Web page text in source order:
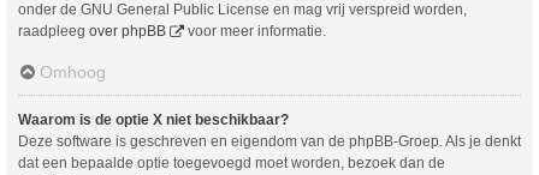
onder de GNU General Public License en mag vrij verspreid worden,
raadpleeg over phpBB voor meer informatie.
Omhoog
Waarom is de optie X niet beschikbaar?
Deze software is geschreven en eigendom van de phpBB-Groep. Als je denkt
dat een bepaalde optie toegevoegd moet worden, bezoek dan de